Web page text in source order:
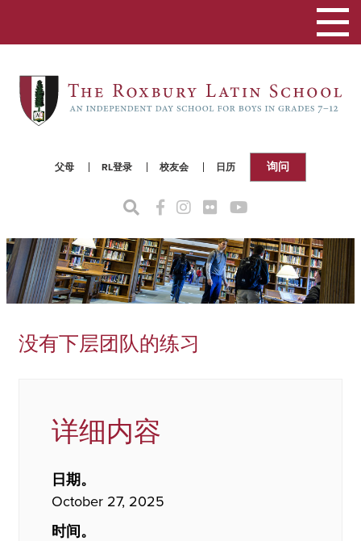
父母 RL登录 校友会 日历 询问
切
换
导
没有下层团队的练习
详细内容
日期。
October 27, 2025
时间。